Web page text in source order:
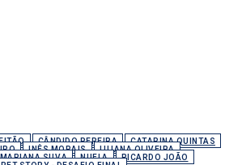
CÂNDIDO PEREIRA
CATARINA QUINTAS
INÊS MORAIS
LILIANA OLIVEIRA
MARIANA SILVA NUFLA
RICARDO JOÃO